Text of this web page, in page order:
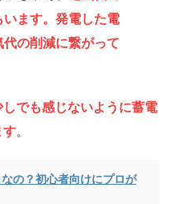
ます。発電した電
の削減に繋がって
でも感じないように蓄電
す。
の？初心者向けにプロが